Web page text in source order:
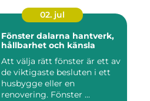
02. jul
Fönster dalarna hantverk,
hållbarhet och känsla
Att välja rätt fönster är ett av
de viktigaste besluten i ett
husbygge eller en
renovering. Fönster ...